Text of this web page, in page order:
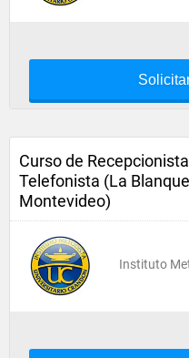
Curso de
Telefonista (La
Montevideo)
Instituto